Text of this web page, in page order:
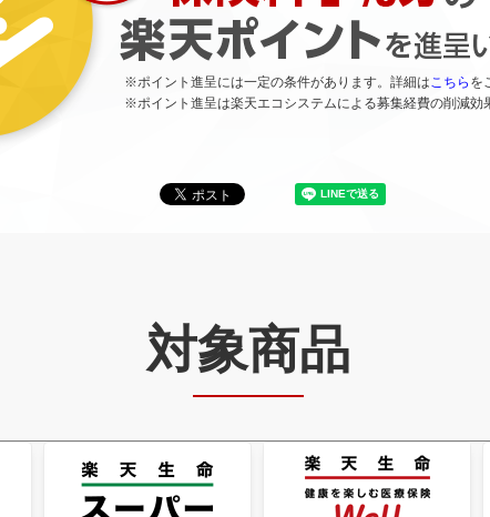
※ポイント進呈には一定の条件があります。詳細はこちら を
※ポイント進呈は楽天エコシステムによる募集経費の削減効
対象商品